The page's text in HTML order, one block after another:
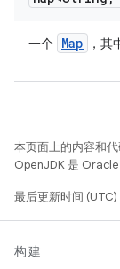
一个 Map ，其
本页面上的内容和
OpenJDK 是 Oracle
最后更新时间
构建